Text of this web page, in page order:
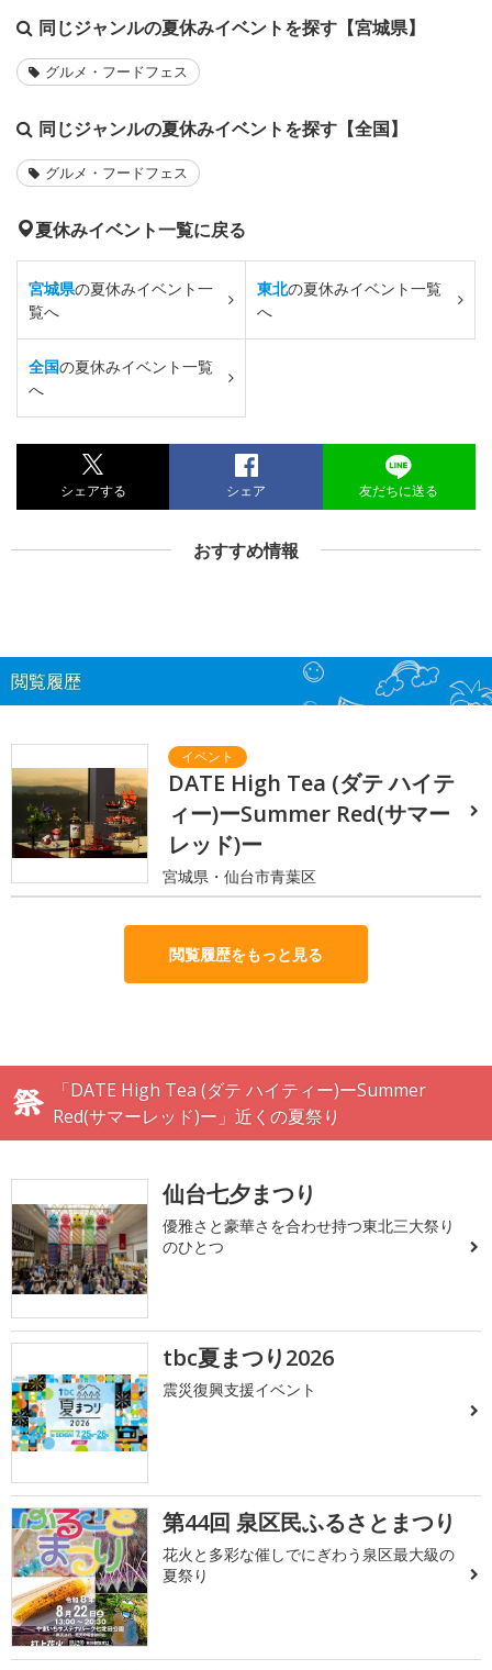
同じジャンルの夏休みイベントを探す【宮城県】
グルメ・フードフェス
同じジャンルの夏休みイベントを探す【全国】
グルメ・フードフェス
夏休みイベント一覧に戻る
宮城県の夏休みイベント一
覧へ
東北の夏休みイベント一覧
へ
全国の夏休みイベント一覧
へ
シェアする シェア 友だちに送る
おすすめ情報
閲覧履歴
DATE High Tea (ダテ ハイテ
ィー)ーSummer Red(サマー
レッド)ー
宮城県・仙台市青葉区
閲覧履歴をもっと見る
「DATE High Tea (ダテ ハイティー)ーSummer
Red(サマーレッド)ー」近くの夏祭り
仙台七夕まつり
優雅さと豪華さを合わせ持つ東北三大祭り
のひとつ
tbc夏まつり2026
震災復興支援イベント
第44回 泉区民ふるさとまつり
花火と多彩な催しでにぎわう泉区最大級の
夏祭り